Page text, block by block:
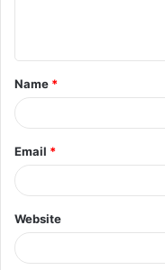
t
*
Name *
Email *
Website